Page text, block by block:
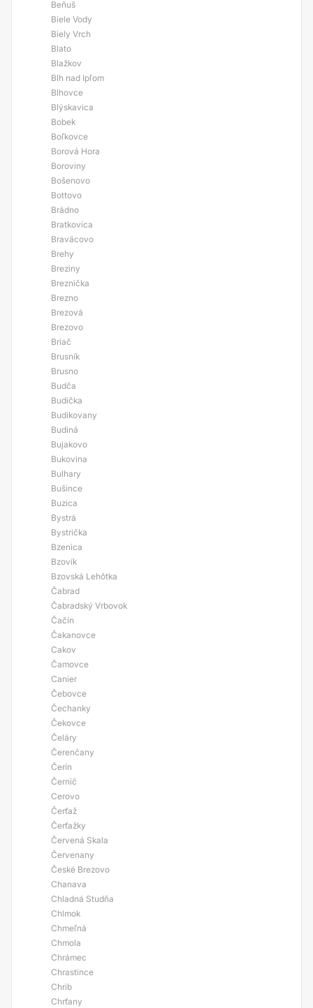
Beňuš
Biele Vody
Biely Vrch
Blato
Blažkov
Blh nad Ipľom
Blhovce
Blýskavica
Bobek
Boľkovce
Borová Hora
Boroviny
Bošenovo
Bottovo
Brádno
Bratkovica
Braväcovo
Brehy
Breziny
Breznička
Brezno
Brezová
Brezovo
Briač
Brusník
Brusno
Budča
Budička
Budikovany
Budiná
Bujakovo
Bukovina
Bulhary
Bušince
Buzica
Bystrá
Bystrička
Bzenica
Bzovík
Bzovská Lehôtka
Čabrad
Čabradský Vrbovok
Čačín
Čakanovce
Cakov
Čamovce
Canier
Čebovce
Čechanky
Čekovce
Čeláry
Čerenčany
Čerín
Černič
Cerovo
Čerťaž
Čerťažky
Červená Skala
Červenany
České Brezovo
Chanava
Chladná Studňa
Chlmok
Chmeľná
Chmola
Chrámec
Chrastince
Chrib
Chrťany